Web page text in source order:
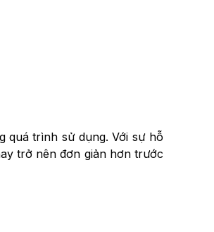
quá trình sử dụng. Với sự hỗ
trở nên đơn giản hơn trước